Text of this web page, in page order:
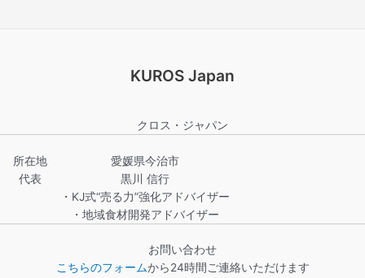
KUROS Japan
クロス・ジャパン
所在地
代表
愛媛県今治市
黒川 信行
・KJ式“売る力”強化アドバイザー
・地域食材開発アドバイザー
お問い合わせ
こちらのフォームから24時間ご連絡いただけます